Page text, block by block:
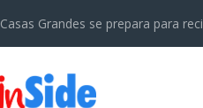
Casas Grandes se prepara para